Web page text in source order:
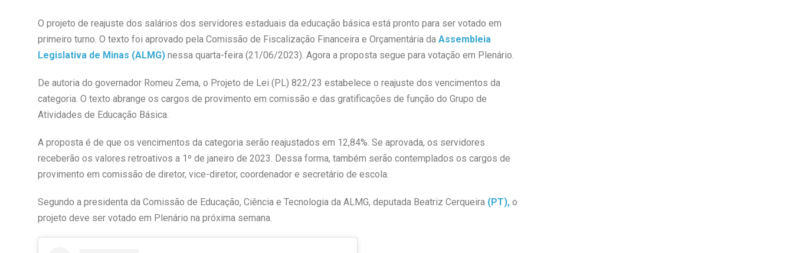
O projeto de reajuste dos salários dos servidores estaduais da educação básica está pronto para ser votado em
primeiro turno. O texto foi aprovado pela Comissão de Fiscalização Financeira e Orçamentária da Assembleia
Legislativa de Minas (ALMG)nessa quarta-feira (21/06/2023). Agora a proposta segue para votação em Plenário.
De autoria do governador Romeu Zema, o Projeto de Lei (PL) 822/23 estabelece o reajuste dos vencimentos da
categoria. O texto abrange os cargos de provimento em comissão e das gratificações de função do Grupo de
Atividades de Educação Básica.
A proposta é de que os vencimentos da categoria serão reajustados em 12,84%. Se aprovada, os servidores
receberão os valores retroativos a 1º de janeiro de 2023. Dessa forma, também serão contemplados os cargos de
provimento em comissão de diretor, vice-diretor, coordenador e secretário de escola.
Segundo a presidenta da Comissão de Educação, Ciência e Tecnologia da ALMG, deputada Beatriz Cerqueira (PT),o
projeto deve ser votado em Plenário na próxima semana.